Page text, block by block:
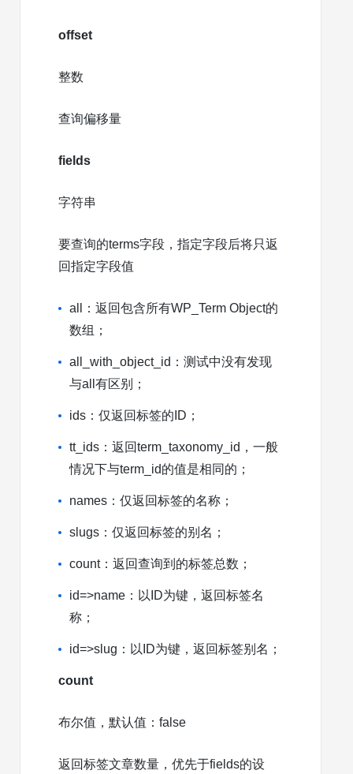
offset
整数
查询偏移量
fields
字符串
要查询的terms字段，指定字段后将只返
回指定字段值
all：返回包含所有WP_Term Object的
数组；
all_with_object_id：测试中没有发现
与all有区别；
ids：仅返回标签的ID；
tt_ids：返回term_taxonomy_id，一般
情况下与term_id的值是相同的；
names：仅返回标签的名称；
slugs：仅返回标签的别名；
count：返回查询到的标签总数；
id=>name：以ID为键，返回标签名
称；
id=>slug：以ID为键，返回标签别名；
count
布尔值，默认值：false
返回标签文章数量，优先于fields的设